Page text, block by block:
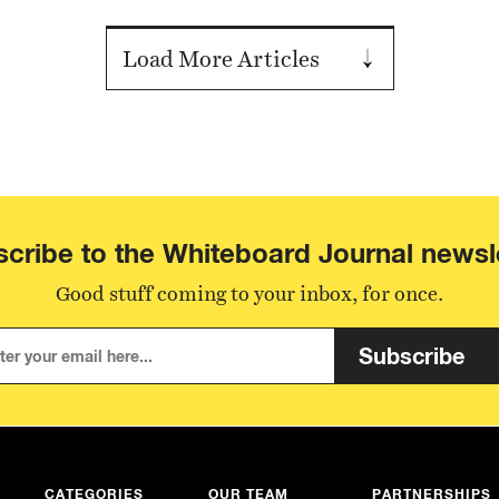
Load More Articles
to the Whiteboard Journal
Good stuff coming to your inbox, for once.
Subscribe
CATEGORIES OUR TEAM PARTNERSHIPS